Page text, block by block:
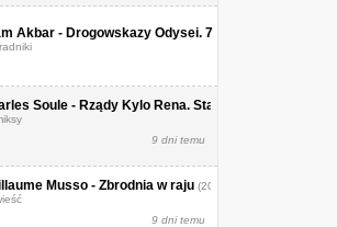
Akbar - Drogowskazy Odysei. 7 ponadczasowych
Soule - Rządy Kylo Rena. Star Wars.
9 dni temu
Musso - Zbrodnia w raju (2026)
9 dni temu